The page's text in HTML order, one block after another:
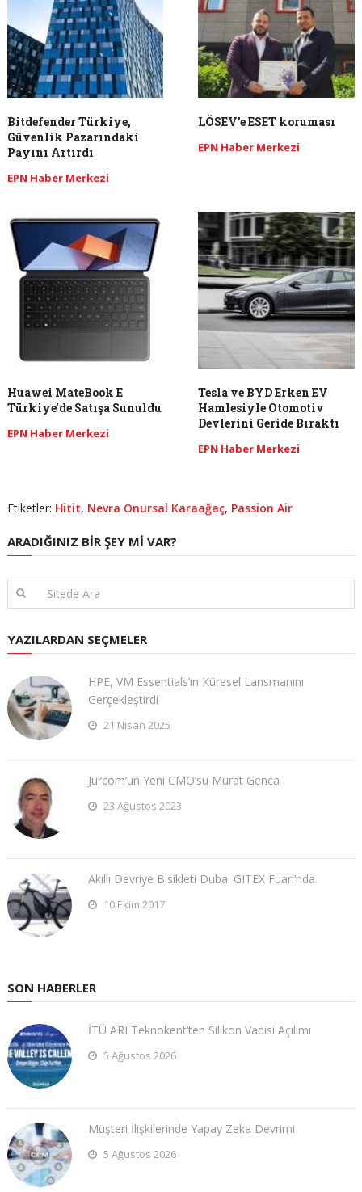
Bitdefender Türkiye,
Güvenlik Pazarındaki
Payını Artırdı
EPN Haber Merkezi
LÖSEV’e ESET koruması
EPN Haber Merkezi
Huawei MateBook E
Türkiye’de Satışa Sunuldu
EPN Haber Merkezi
Tesla ve BYD Erken EV
Hamlesiyle Otomotiv
Devlerini Geride Bıraktı
EPN Haber Merkezi
Etiketler: Hitit, Nevra Onursal Karaağaç, Passion Air
ARADIĞINIZ BIR ŞEY MI VAR?
YAZILARDAN SEÇMELER
HPE, VM Essentials’ın Küresel Lansmanını
Gerçekleştirdi
21 Nisan 2025
Jurcom’un Yeni CMO’su Murat Genca
23 Ağustos 2023
Akıllı Devriye Bisikleti Dubai GITEX Fuarı’nda
10 Ekim 2017
SON HABERLER
İTÜ ARI Teknokent’ten Silikon Vadisi Açılımı
5 Ağustos 2026
Müşteri İlişkilerinde Yapay Zeka Devrimi
5 Ağustos 2026